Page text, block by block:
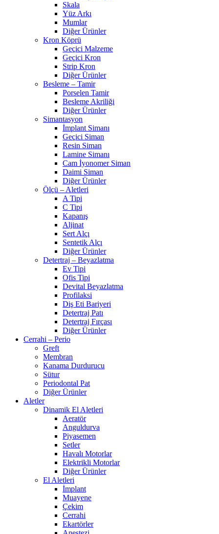
Skala
Yüz Arkı
Mumlar
Diğer Ürünler
Kron Köprü
Geçici Malzeme
Geçici Kron
Strip Kron
Diğer Ürünler
Besleme – Tamir
Porselen Tamir
Besleme Akriliği
Diğer Ürünler
Simantasyon
İmplant Simanı
Geçici Siman
Resin Siman
Lamine Simanı
Cam İyonomer Siman
Daimi Siman
Diğer Ürünler
Ölçü – Aletleri
A Tipi
C Tipi
Kapanış
Aljinat
Sert Alçı
Sentetik Alçı
Diğer Ürünler
Detertraj – Beyazlatma
Ev Tipi
Ofis Tipi
Devital Beyazlatma
Profilaksi
Diş Eti Bariyeri
Detertraj Patı
Detertraj Fırçası
Diğer Ürünler
Cerrahi – Perio
Greft
Membran
Kanama Durdurucu
Sütur
Periodontal Pat
Diğer Ürünler
Aletler
Dinamik El Aletleri
Aeratör
Anguldurva
Piyasemen
Setler
Havalı Motorlar
Elektrikli Motorlar
Diğer Ürünler
El Aletleri
İmplant
Muayene
Çekim
Cerrahi
Ekartörler